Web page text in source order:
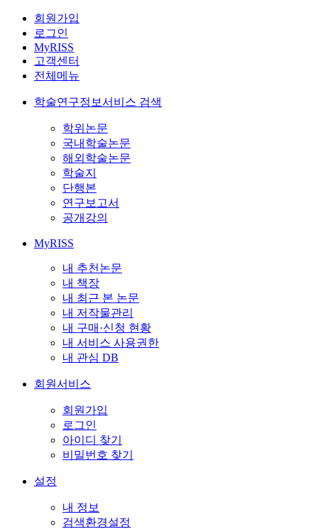
회원가입
로그인
MyRISS
고객센터
전체메뉴
학술연구정보서비스 검색
학위논문
국내학술논문
해외학술논문
학술지
단행본
연구보고서
공개강의
MyRISS
내 추천논문
내 책장
내 최근 본 논문
내 저작물관리
내 구매·신청 현황
내 서비스 사용권한
내 관심 DB
회원서비스
회원가입
로그인
아이디 찾기
비밀번호 찾기
설정
내 정보
검색환경설정